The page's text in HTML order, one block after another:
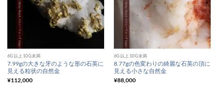
6G以上10G未満
7.99gの大きな牙のような形の石英に
見える粒状の自然金
¥112,000
6G以上10G未満
8.77gの色変わりの綺麗な石英の頂に
見える小さな自然金
¥88,000